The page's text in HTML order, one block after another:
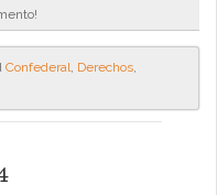
Confederal, Derechos,